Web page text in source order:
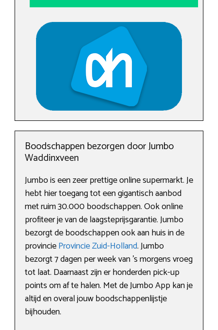
Boodschappen bezorgen door Jumbo
Waddinxveen
Jumbo is een zeer prettige online supermarkt. Je
hebt hier toegang tot een gigantisch aanbod
met ruim 30.000 boodschappen. Ook online
profiteer je van de laagsteprijsgarantie. Jumbo
bezorgt de boodschappen ook aan huis in de
provincieProvincie Zuid-Holland. Jumbo
bezorgt 7 dagen per week van ’s morgens vroeg
tot laat. Daarnaast zijn er honderden pick-up
points om af te halen. Met de Jumbo App kan je
altijd en overal jouw boodschappenlijstje
bijhouden.